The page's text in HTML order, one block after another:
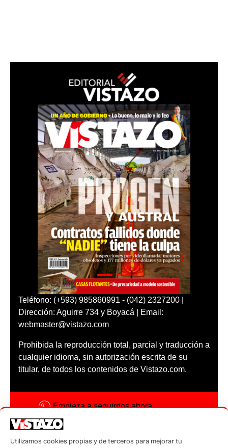
Teléfono: (+593) 985860991 - (042) 2327200 |
Dirección: Aguirre 734 y Boyacá | Email:
webmaster@vistazo.com
Prohibida la reproducción total, parcial y traducción a
cualquier idioma, sin autorización escrita de su
titular, de todos los contenidos de Vistazo.com.
Empieza a seguirnos ahora
Código ética
Utilizamos cookies propias y de terceros para mejorar tu